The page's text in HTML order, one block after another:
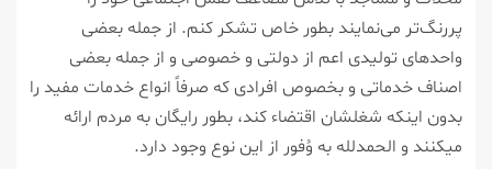
پررنگ‌تر می‌نمایند بطور خاص تشکر کنم. از جمله بعضی
واحدهای تولیدی اعم از دولتی و خصوصی و از جمله بعضی
اصناف خدماتی و بخصوص افرادی که صرفاً انواع خدمات مفید را
بدون اینکه شغلشان اقتضاء کند، بطور رایگان به مردم ارائه
میکنند و الحمدلله به وُفور از این نوع وجود دارد.